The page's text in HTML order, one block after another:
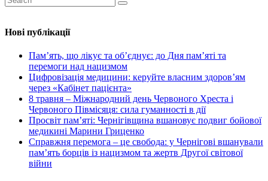
Нові публікації
Пам’ять, що лікує та об’єднує: до Дня пам’яті та
перемоги над нацизмом
Цифровізація медицини: керуйте власним здоров’ям
через «Кабінет пацієнта»
8 травня – Міжнародний день Червоного Хреста і
Червоного Півмісяця: сила гуманності в дії
Просвіт пам’яті: Чернігівщина вшановує подвиг бойової
медикині Марини Гриценко
Справжня перемога – це свобода: у Чернігові вшанували
пам’ять борців із нацизмом та жертв Другої світової
війни